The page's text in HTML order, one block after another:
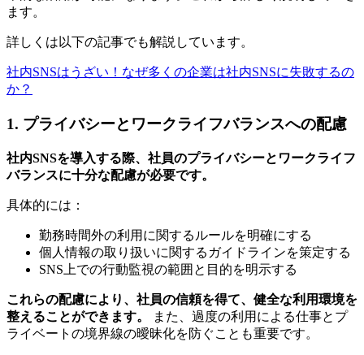
ます。
詳しくは以下の記事でも解説しています。
社内SNSはうざい！なぜ多くの企業は社内SNSに失敗するの
か？
1. プライバシーとワークライフバランスへの配慮
社内SNSを導入する際、社員のプライバシーとワークライフ
バランスに十分な配慮が必要です。
具体的には：
勤務時間外の利用に関するルールを明確にする
個人情報の取り扱いに関するガイドラインを策定する
SNS上での行動監視の範囲と目的を明示する
これらの配慮により、社員の信頼を得て、健全な利用環境を
整えることができます。
また、過度の利用による仕事とプ
ライベートの境界線の曖昧化を防ぐことも重要です。